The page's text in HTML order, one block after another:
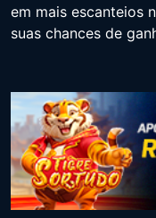
em mais escanteios
suas chances de